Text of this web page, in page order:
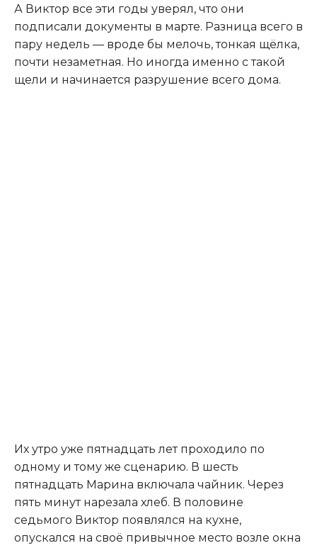
А Виктор все эти годы уверял, что они
подписали документы в марте. Разница всего в
пару недель — вроде бы мелочь, тонкая щёлка,
почти незаметная. Но иногда именно с такой
щели и начинается разрушение всего дома.
Их утро уже пятнадцать лет проходило по
одному и тому же сценарию. В шесть
пятнадцать Марина включала чайник. Через
пять минут нарезала хлеб. В половине
седьмого Виктор появлялся на кухне,
опускался на своё привычное место возле окна